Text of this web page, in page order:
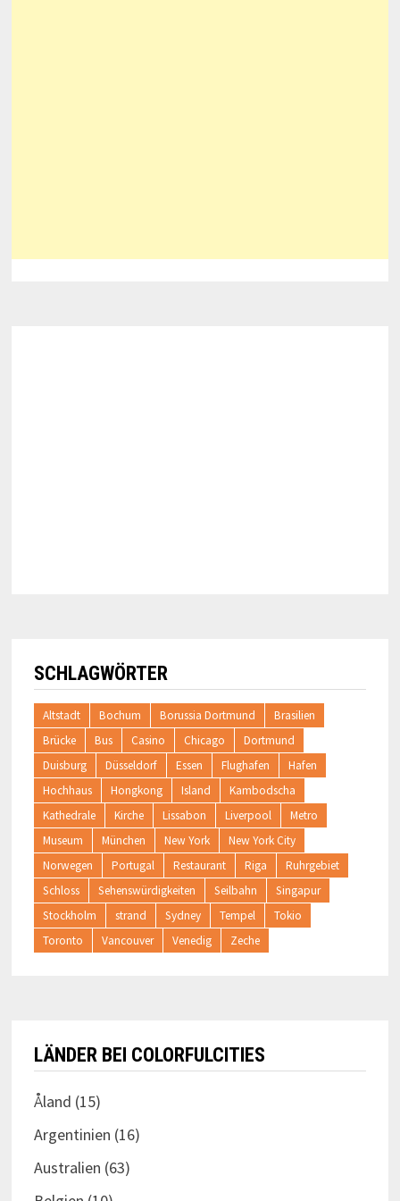
SCHLAGWÖRTER
Altstadt Bochum Borussia Dortmund
Brasilien
Brücke
Bus Casino Chicago
Dortmund
Duisburg
Düsseldorf Essen Flughafen
Hafen
Hochhaus
Hongkong Island
Kambodscha
Kathedrale
Kirche Lissabon Liverpool
Metro
Museum
München New York
New York City
Norwegen
Portugal Restaurant Riga
Ruhrgebiet
Schloss
Sehenswürdigkeiten Seilbahn
Singapur
Stockholm
strand Sydney Tempel
Tokio
Toronto
Vancouver Venedig Zeche
LÄNDER BEI COLORFULCITIES
Åland (15)
Argentinien (16)
Australien (63)